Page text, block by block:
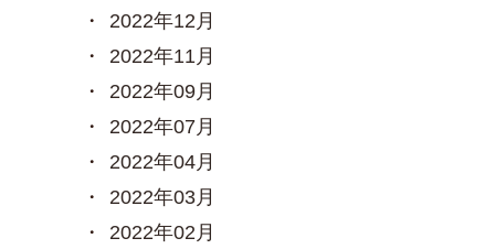
2022年12月
2022年11月
2022年09月
2022年07月
2022年04月
2022年03月
2022年02月